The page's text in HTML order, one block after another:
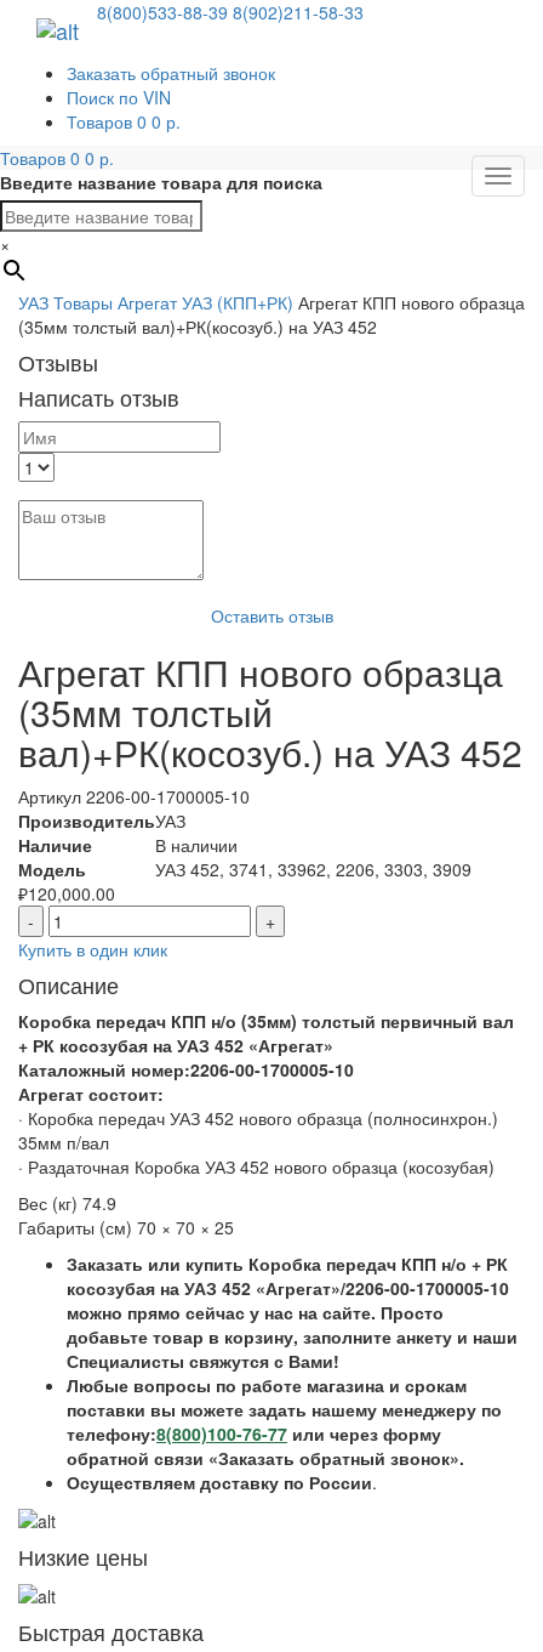
8(800)533-88-39 8(902)211-58-33
Заказать обратный звонок
Поиск по VIN
Товаров 0 0 р.
Меню
Товаров 0 0 р.
Введите название товара для поиска
×
УАЗ Товары Агрегат УАЗ (КПП+РК) Агрегат КПП нового образца
(35мм толстый вал)+РК(косозуб.) на УАЗ 452
Отзывы
Написать отзыв
Оставить отзыв
Агрегат КПП нового образца
(35мм толстый
вал)+РК(косозуб.) на УАЗ 452
Артикул 2206-00-1700005-10
ПроизводительУАЗ
Наличие
В наличии
Модель
УАЗ 452, 3741, 33962, 2206, 3303, 3909
₽120,000.00
-
+
Купить в один клик
Описание
Коробка передач КПП н/о (35мм) толстый первичный вал
+ РК косозубая на УАЗ 452 «Агрегат»
Каталожный номер:2206-00-1700005-10
Агрегат состоит:
· Коробка передач УАЗ 452 нового образца (полносинхрон.)
35мм п/вал
· Раздаточная Коробка УАЗ 452 нового образца (косозубая)
Вес (кг) 74.9
Габариты (см) 70 × 70 × 25
Заказать или купить Коробка передач КПП н/о + РК
косозубая на УАЗ 452 «Агрегат»/2206-00-1700005-10
можно прямо сейчас у нас на сайте. Просто
добавьте товар в корзину, заполните анкету и наши
Специалисты свяжутся с Вами!
Любые вопросы по работе магазина и срокам
поставки вы можете задать нашему менеджеру по
телефону:8(800)100-76-77 или через форму
обратной связи «Заказать обратный звонок».
Осуществляем доставку по России.
Низкие цены
Быстрая доставка